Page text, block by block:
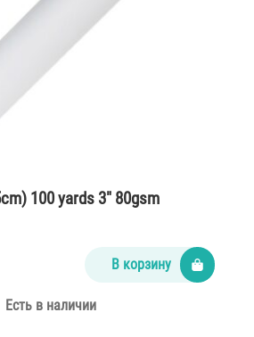
100 yards 3″ 80gsm
В корзину
Есть в наличии